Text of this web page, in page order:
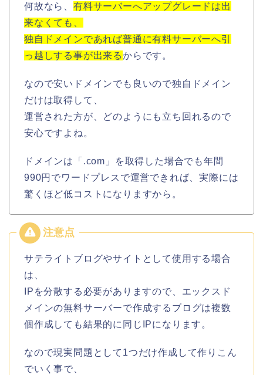
何故なら、 有料サーバーへアップグレードは出
来なくても、
独自ドメインであれば普通に有料サーバーへ引
っ越しする事が出来るからです。
なので安いドメインでも良いので独自ドメイン
だけは取得して、
運営された方が、どのようにも立ち回れるので
安心ですよね。
ドメインは「.com」を取得した場合でも年間
990円でワードプレスで運営できれば、実際には
驚くほど低コストになりますから。
サテライトブログやサイトとして使用する場合
は、
IPを分散する必要がありますので、エックスド
メインの無料サーバーで作成するブログは複数
個作成しても結果的に同じIPになります。
なので現実問題として1つだけ作成して作りこん
でいく事で、